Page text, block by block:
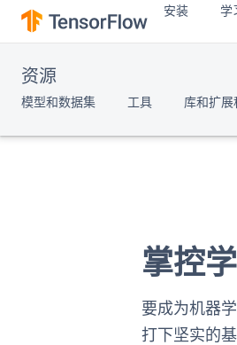
安装 学
资源
模型和数据集 工具 库和扩展
掌控
要成为机器
打下坚实的